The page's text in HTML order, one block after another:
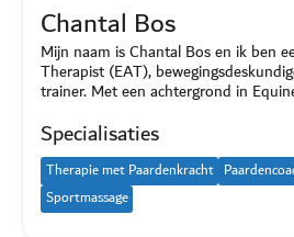
Chantal Bos
Mijn naam is Chantal Bos en ik ben
Therapist (EAT),
trainer. Met een achtergrond in
Specialisaties
Therapie met Paardenkracht
Sportmassage